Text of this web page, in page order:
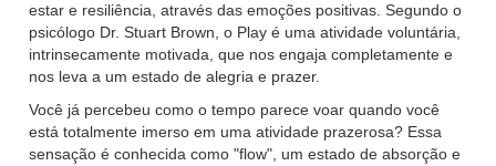
estar e resiliência, através das emoções positivas. Segundo o
psicólogo Dr. Stuart Brown, o Play é uma atividade voluntária,
intrinsecamente motivada, que nos engaja completamente e
nos leva a um estado de alegria e prazer.
Você já percebeu como o tempo parece voar quando você
está totalmente imerso em uma atividade prazerosa? Essa
sensação é conhecida como "flow", um estado de absorção e